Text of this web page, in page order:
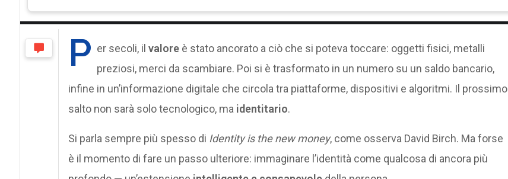
P er secoli, il valoreè stato ancorato a ciò che si poteva toccare: oggetti fisici, metalli
preziosi, merci da scambiare. Poi si è trasformato in un numero su un saldo bancario,
infine in un’informazione digitale che circola tra piattaforme, dispositivi e algoritmi. Il prossimo
salto non sarà solo tecnologico, ma identitario.
Si parla sempre più spesso di Identity is the new money, come osserva David Birch. Ma forse
è il momento di fare un passo ulteriore: immaginare l’identità come qualcosa di ancora più